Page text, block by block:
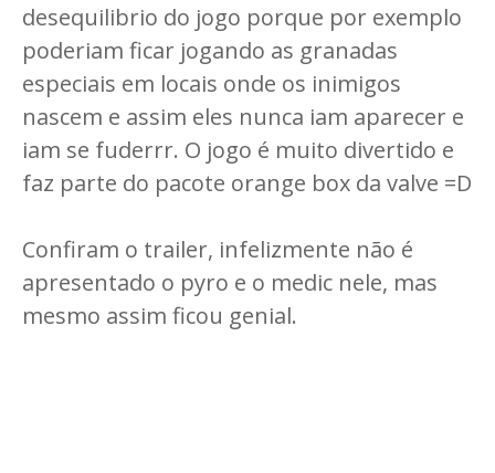
desequilibrio do jogo porque por exemplo
poderiam ficar jogando as granadas
especiais em locais onde os inimigos
nascem e assim eles nunca iam aparecer e
iam se fuderrr. O jogo é muito divertido e
faz parte do pacote orange box da valve =D
Confiram o trailer, infelizmente não é
apresentado o pyro e o medic nele, mas
mesmo assim ficou genial.